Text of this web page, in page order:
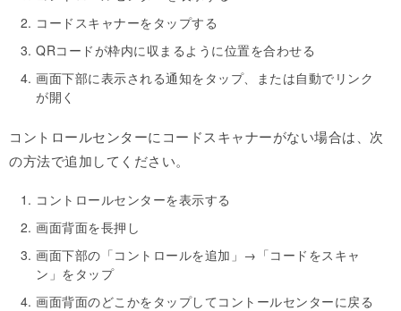
コードスキャナーをタップする
QRコードが枠内に収まるように位置を合わせる
画面下部に表示される通知をタップ、または自動でリンク
が開く
コントロールセンターにコードスキャナーがない場合は、次
の方法で追加してください。
コントロールセンターを表示する
画面背面を長押し
画面下部の「コントロールを追加」→「コードをスキャ
ン」をタップ
画面背面のどこかをタップしてコントールセンターに戻る